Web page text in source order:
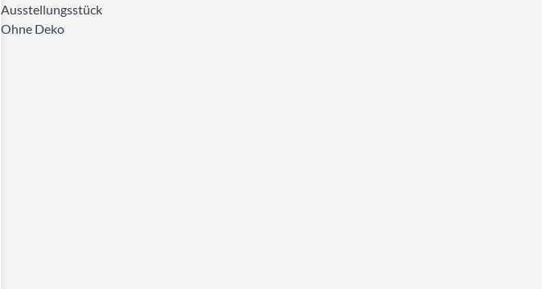
Ausstellungsstück
Ohne Deko